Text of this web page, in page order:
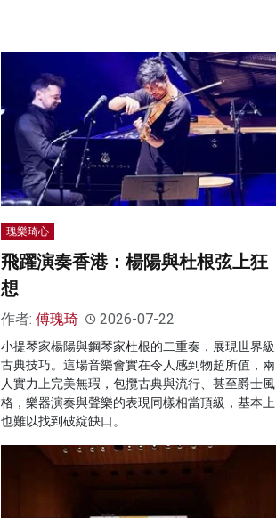
瑰樂琦心
飛躍演奏香港：楊陽與杜根弦上狂
想
作者: 傅瑰琦 2026-07-22
小提琴家楊陽與鋼琴家杜根的二重奏，展現世界級
古典技巧。這場音樂會實在令人感到物超所值，兩
人實力上完美無瑕，包攬古典與流行、甚至爵士風
格，樂器演奏與聲樂的表現同樣相當頂級，基本上
也難以找到破綻缺口。